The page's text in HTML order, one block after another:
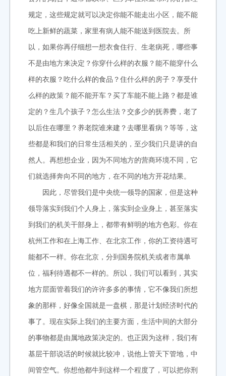
规定，这些规定就可以决定你能不能走出小区，能不能
吃上新鲜的蔬菜，家里有病人能不能送到医院去。所
以，如果你再仔细想一想衣食住行、生老病死，哪些事
不是由地方来决定？你穿什么样的衣服？能不能穿什么
样的衣服？吃什么样的食品？住什么样的房子？享受什
么样的政策？能不能开车？买了车能不能上路？都是谁
定的？生几个孩子？怎么生法？交多少的抚养费，老了
以后住在哪里？养老院谁来建？去哪里看病？等等，这
些都是和我们的日常生活相关的，至少我们只是讲的自
然人。再想想企业，因为不同地方的营商环境不同，它
们就选择奔向不同的地方，在不同的地方开花结果。
因此，尽管我们是中央统一领导的国家，但是这种
领导落实到我们个人身上，落实到企业身上，甚至落实
到我们的机关干部身上，都带有鲜明的地方色彩。你在
杭州工作和在上海工作、在北京工作，你的工资待遇可
能都不一样。你在北京，分到国务院机关或者市属单
位，福利待遇都不一样的。所以，我们可以看到，其实
地方层面管着我们的许许多多的事情，它不像我们所想
象的那样，好像全国就是一盘棋，那是计划经济时代的
事了。现在实际上我们的主要方面，生活中间的大部分
的事物都是由属地政策决定的。也正因为这样，我们有
基层干部说话的时候就比较冲，说他上管天下管地，中
间管空气。你想他都牛到这样一个程度了，可以把你刑